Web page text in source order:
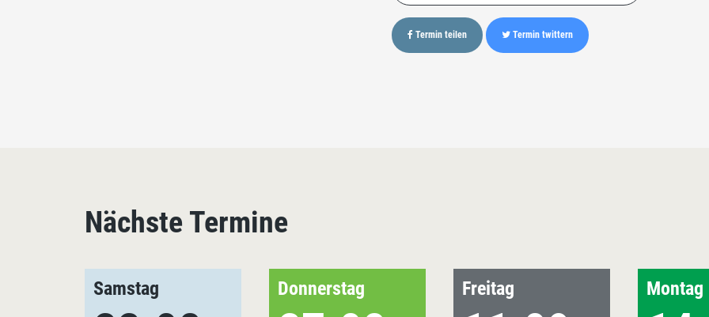
Termin teilen Termin twittern
Nächste Termine
Samstag Donnerstag Freitag Montag